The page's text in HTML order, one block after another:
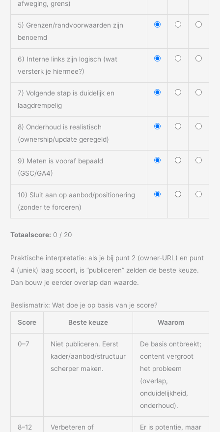
afweging, grens)
5) Grenzen/randvoorwaarden zijn
benoemd
6) Interne links zijn logisch (wat
versterk je hiermee?)
7) Volgende stap is duidelijk en
laagdrempelig
8) Onderhoud is realistisch
(ownership/update geregeld)
9) Meten is vooraf bepaald
(GSC/GA4)
10) Sluit aan op aanbod/positionering
(zonder te forceren)
Totaalscore: 0 / 20
Praktische interpretatie: als je bij punt 2 (owner-URL) en punt
4 (uniek) laag scoort, is “publiceren” zelden de beste keuze.
Dan bouw je eerder overlap dan waarde.
Beslismatrix: Wat doe je op basis van je score?
Score Beste keuze Waarom
0–7
Niet publiceren. Eerst
kader/aanbod/structuur
scherper maken.
De basis ontbreekt;
content vergroot
het probleem
(overlap,
onduidelijkheid,
onderhoud).
8–12
Verbeteren of
Er is potentie, maar